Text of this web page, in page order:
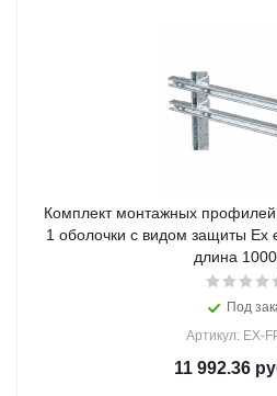
Комплект монтажных
1 оболочки с видом защиты Ex
длина
Под
Артикул: EX-
11 992.36